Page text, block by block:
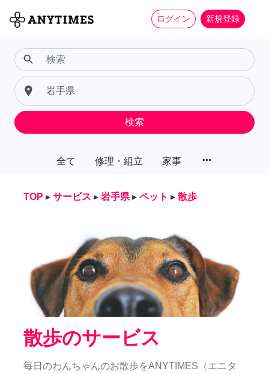
ログイン 新規登録
全て 修理・組立 家事 more_horiz
search
place
検索
TOP ▸ サービス ▸ 岩手県 ▸ ペット ▸ 散歩
散歩のサービス
毎日のわんちゃんのお散歩をANYTIMES（エニタ